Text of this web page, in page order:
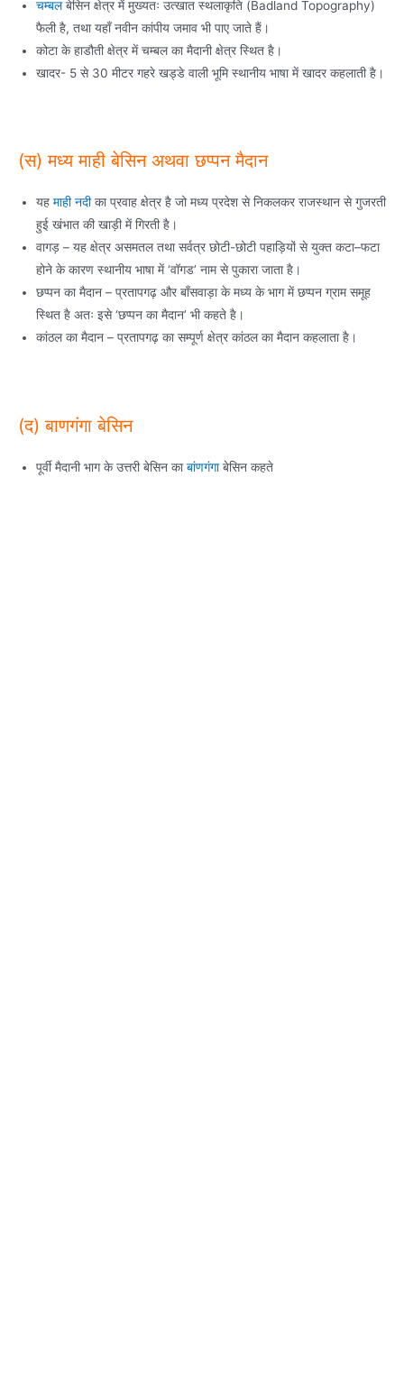
चम्बलबेसिन क्षेत्र में मुख्यतः उत्खात स्थलाकृति (Badland Topography)
फैली है, तथा यहाँ नवीन कांपीय जमाव भी पाए जाते हैं।
कोटा के हाडौती क्षेत्र में चम्बल का मैदानी क्षेत्र स्थित है।
खादर- 5 से 30 मीटर गहरे खड्डे वाली भूमि स्थानीय भाषा में खादर कहलाती है।
(स) मध्य माही बेसिन अथवा छप्पन मैदान
यह माही नदीका प्रवाह क्षेत्र है जो मध्य प्रदेश से निकलकर राजस्थान से गुजरती
हुई खंभात की खाड़ी में गिरती है।
वागड़ – यह क्षेत्र असमतल तथा सर्वत्र छोटी-छोटी पहाड़ियों से युक्त कटा–फटा
होने के कारण स्थानीय भाषा में ‘वॉगड’ नाम से पुकारा जाता है।
छप्पन का मैदान – प्रतापगढ़ और बाँसवाड़ा के मध्य के भाग में छप्पन ग्राम समूह
स्थित है अतः इसे ‘छप्पन का मैदान’ भी कहते है।
कांठल का मैदान – प्रतापगढ़ का सम्पूर्ण क्षेत्र कांठल का मैदान कहलाता है।
(द) बाणगंगा बेसिन
पूर्वी मैदानी भाग के उत्तरी बेसिन काबांणगंगाबेसिन कहते